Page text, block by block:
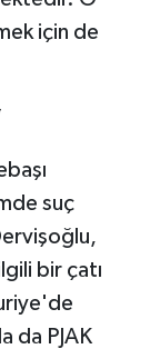
için de
suç
bir çatı
da PJAK